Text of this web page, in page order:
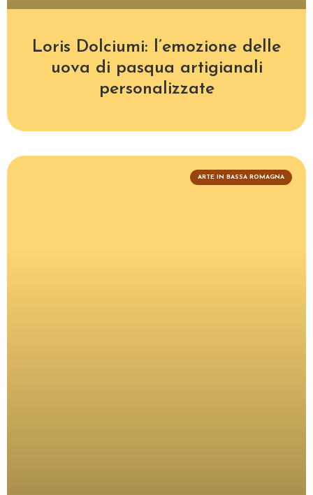
Loris Dolciumi: l’emozione delle
uova di pasqua artigianali
personalizzate
ARTE IN BASSA ROMAGNA